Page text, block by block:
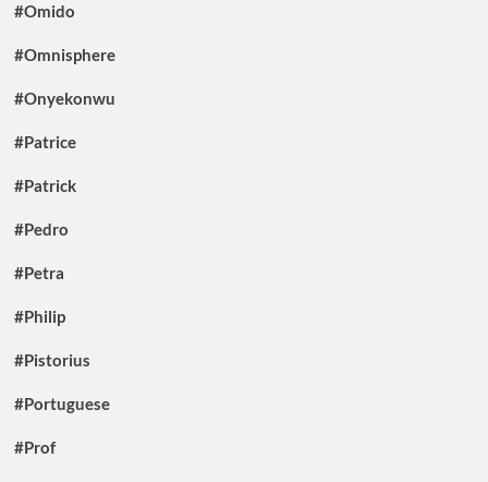
#Omido
#Omnisphere
#Onyekonwu
#Patrice
#Patrick
#Pedro
#Petra
#Philip
#Pistorius
#Portuguese
#Prof